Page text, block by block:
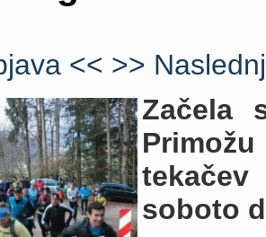
<< >>
Začela
soboto